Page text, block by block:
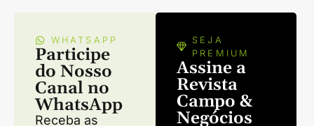
WHATSAPP
Participe
do Nosso
Canal no
WhatsApp
Receba as
SEJA
PREMIUM
Assine a
Revista
Campo &
Negócios